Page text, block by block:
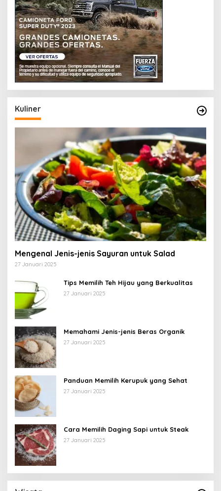
Kuliner
Mengenal Jenis-jenis Sayuran untuk Salad
27 Januari 2025
Tips Memilih Teh Hijau yang Berkualitas
27 Januari 2025
Memahami Jenis-jenis Beras Organik
27 Januari 2025
Panduan Memilih Kerupuk yang Sehat
27 Januari 2025
Cara Memilih Daging Sapi untuk Steak
27 Januari 2025